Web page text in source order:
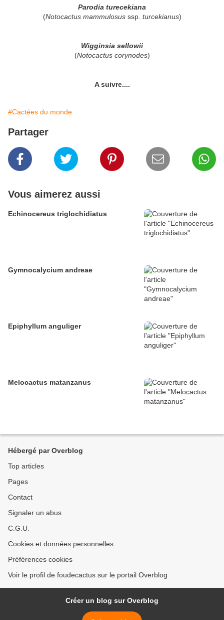
Parodia turecekiana
(Notocactus mammulosus ssp. turcekianus)
Wigginsia sellowii
(Notocactus corynodes)
A suivre....
#Cactées du monde
Partager
Vous aimerez aussi
Echinocereus triglochidiatus
Gymnocalycium andreae
Epiphyllum anguliger
Melocactus matanzanus
Hébergé par Overblog
Top articles
Pages
Contact
Signaler un abus
C.G.U.
Cookies et données personnelles
Préférences cookies
Voir le profil de foudecactus sur le portail Overblog
Créer un blog sur Overblog